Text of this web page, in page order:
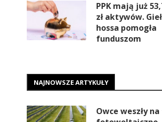
PPK mają już
zł aktywów.
hossa pomogła
funduszom
NAJNOWSZE ARTYKUŁY
Owce weszły